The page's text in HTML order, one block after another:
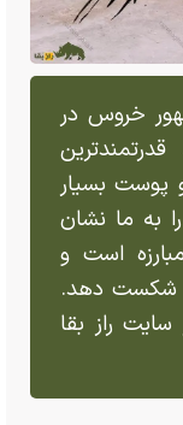
خروس در
پوست بسیار
به ما نشان
است و
شکست دهد.
راز بقا